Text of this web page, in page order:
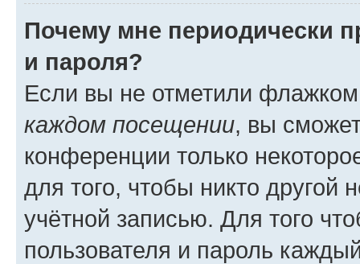
Почему мне периодически
и пароля?
Если вы не отметили
каждом посещении, вы
конференции только
для того, чтобы никто другой
учётной записью. Для того
пользователя и пароль